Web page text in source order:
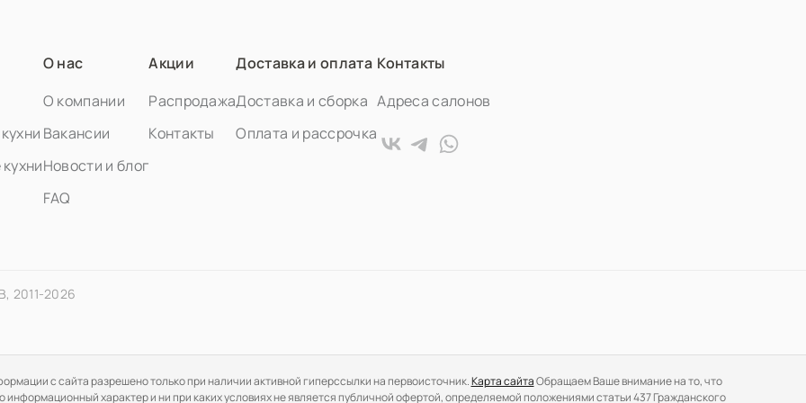
О нас
О компании
Вакансии
Новости и блог
FAQ
Акции
Распродажа
Контакты
Доставка и оплата
Доставка и сборка
Оплата и рассрочка
Контакты
Адреса салонов
2011-2026
c сайта разрешено только при наличии активной гиперссылки на первоисточник.Карта сайтаОбращаем Ваше внимание на то, что
характер и ни при каких условиях не является публичной офертой, определяемой положениями статьи 437 Гражданского